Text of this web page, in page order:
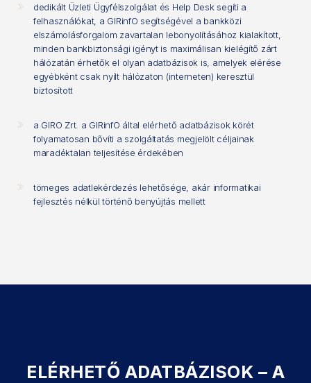
dedikált Üzleti Ügyfélszolgálat és Help Desk segíti a
felhasználókat, a GIRinfO segítségével a bankközi
elszámolásforgalom zavartalan lebonyolításához kialakított,
minden bankbiztonsági igényt is maximálisan kielégítő zárt
hálózatán érhetők el olyan adatbázisok is, amelyek elérése
egyébként csak nyílt hálózaton (interneten) keresztül
biztosított
a GIRO Zrt. a GIRinfO által elérhető adatbázisok körét
folyamatosan bővíti a szolgáltatás megjelölt céljainak
maradéktalan teljesítése érdekében
tömeges adatlekérdezés lehetősége, akár informatikai
fejlesztés nélkül történő benyújtás mellett
ELÉRHETŐ ADATBÁZISOK – A